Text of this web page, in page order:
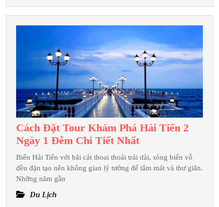
Tham
Quan
Tại
Phú
Quý?
Cách Đặt Tour Khám Phá Hải Tiến 2
Ngày 1 Đêm Chi Tiết NhấtCách
Đặt
Tour
Biển Hải Tiến với bãi cát thoai thoải trải dài, sóng biển vỗ
đều đặn tạo nên không gian lý tưởng để tắm mát và thư giãn.
Những năm gần
Du Lịch